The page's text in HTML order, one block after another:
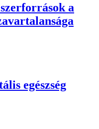
a
egészség